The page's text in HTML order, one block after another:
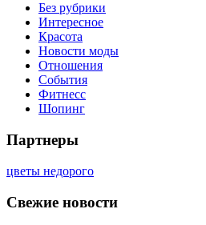
Без рубрики
Интересное
Красота
Новости моды
Отношения
События
Фитнесс
Шопинг
Партнеры
цветы недорого
Свежие новости